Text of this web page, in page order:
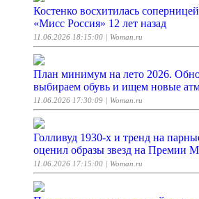
Костенко восхитилась
«Мисс Россия» 12 лет назад
11.06.2026 18:15:00 | Woman.ru
План минимум на лето 2026.
выбираем обувь и ищем новые
11.06.2026 17:30:09 | Woman.ru
Голливуд 1930-х и тренд на
оценил образы звезд на
11.06.2026 17:15:00 | Woman.ru